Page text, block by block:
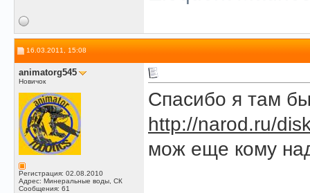
16.03.2011, 15:08
animatorg545
Новичок
Регистрация: 02.08.2010
Адрес: Минеральные воды, СК
Сообщения: 61
Спасибо я там
http://narod.ru/
мож еще кому